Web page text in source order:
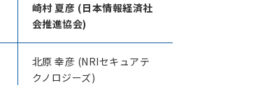
崎村 夏彦 (日本情報経済社
会推進協会)
北原 幸彦 (NRIセキュアテ
クノロジーズ)